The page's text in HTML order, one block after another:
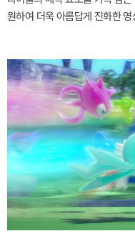
원하여 더욱 아름답게 진화한